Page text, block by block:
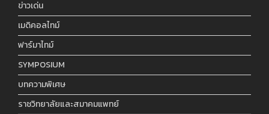
ข่าวเด่น
เมดิคอลไทม์
ฟาร์มาไทม์
SYMPOSIUM
บทความพิเศษ
ราชวิทยาลัยและสมาคมแพทย์